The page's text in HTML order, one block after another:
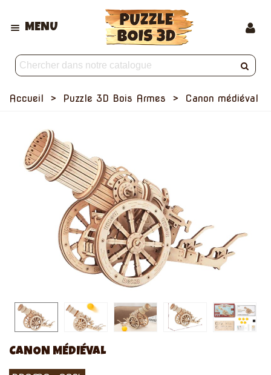
MENU
Accueil > Puzzle 3D Bois Armes > Canon médiéval
CANON MÉDIÉVAL